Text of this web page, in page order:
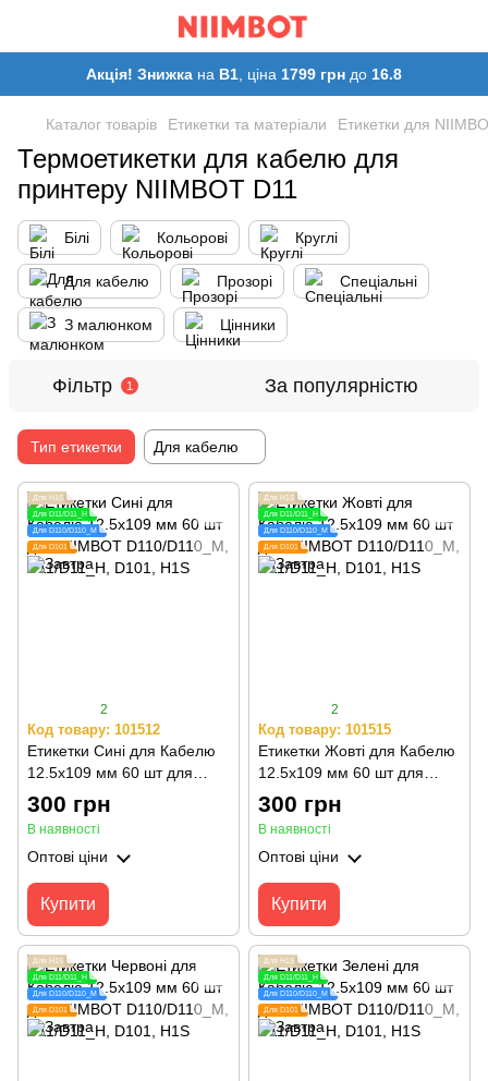
Акція! Знижка на B1 , ціна 1799 грн до 16.8
Каталог товарів Етикетки та матеріали Етикетки для
Термоетикетки для кабелю для
принтеру NIIMBOT D11
Білі Кольорові Круглі
Для кабелю Прозорі Спеціальні
З малюнком Цінники
Фільтр 1 За популярністю
Тип етикетки Для кабелю
Для H1S
Для D11/D11_H
Для D110/D110_M
Для D101
2
Код товару: 101512
Етикетки Сині для Кабелю
12.5х109 мм 60 шт для
NIIMBOT D110/D110_M,
D11/D11_H, D101, H1S
300 грн
В наявності
Оптові ціни
Купити
Для H1S
Для D11/D11_H
Для D110/D110_M
Для D101
2
Код товару: 101515
Етикетки Жовті для Кабелю
12.5х109 мм 60 шт для
NIIMBOT D110/D110_M,
D11/D11_H, D101, H1S
300 грн
В наявності
Оптові ціни
Купити
Для H1S
Для D11/D11_H
Для D110/D110_M
Для D101
Для H1S
Для D11/D11_H
Для D110/D110_M
Для D101